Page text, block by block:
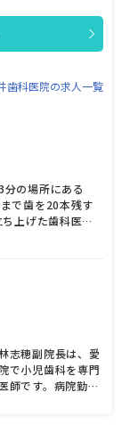
けると思いま
当院のHPにもた
歯科医院の求人一覧
の場所にある
で歯を20本残す
上げた歯科医師
日々診療に懸命に
、分け隔てなく診
るという2人が話
の人たちへの温か
向き合う誠実さが
志穂副院長は、愛
で小児歯科を専門
師です。病院勤務